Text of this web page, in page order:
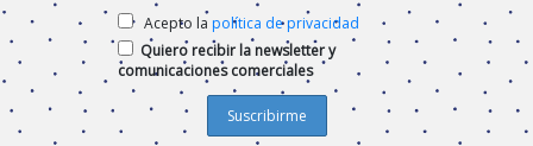
Acepto la política de privacidad
Quiero recibir la newsletter y
comunicaciones comerciales